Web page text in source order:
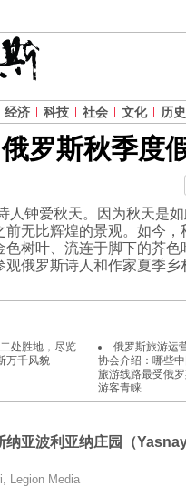
经济 科技 社会 文化 历史
罗斯秋季度
人钟爱秋天。因为秋天是
无比辉煌的景观。如今
树叶、流连于脚下的芥色
俄罗斯诗人和作家夏季
处胜地，尽览
万千风貌
俄罗斯旅游运
协会介绍：哪些中
旅游线路最受俄
游客青睐
纳亚波利亚纳庄园（
Legion Media